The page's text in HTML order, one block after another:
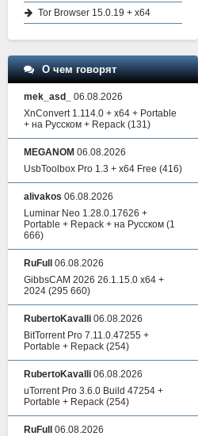
Tor Browser 15.0.19 + x64
О чем говорят
mek_asd_
06.08.2026
XnConvert 1.114.0 + x64 + Portable
+ на Русском + Repack (131)
MEGANOM 06.08.2026
UsbToolbox Pro 1.3 + x64 Free (416)
alivakos 06.08.2026
Luminar Neo 1.28.0.17626 +
Portable + Repack + на Русском (1
666)
RuFull
06.08.2026
GibbsCAM 2026 26.1.15.0 x64 +
2024 (295 660)
RubertoKavalli 06.08.2026
BitTorrent Pro 7.11.0.47255 +
Portable + Repack (254)
RubertoKavalli 06.08.2026
uTorrent Pro 3.6.0 Build 47254 +
Portable + Repack (254)
RuFull
06.08.2026